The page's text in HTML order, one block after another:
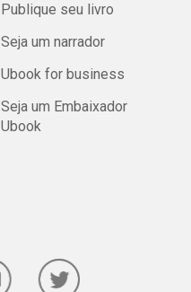
Publique seu livro
Seja um narrador
Ubook for business
Seja um Embaixador
Ubook